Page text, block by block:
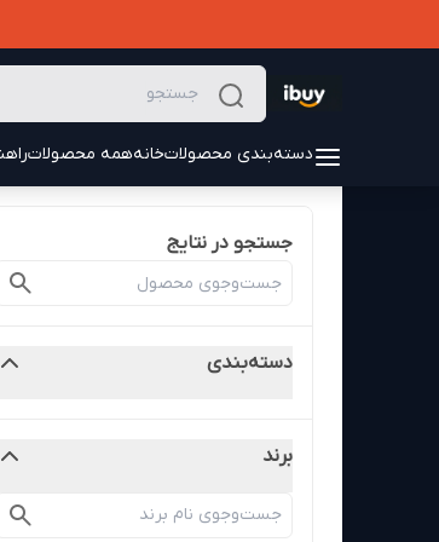
دسته‌بندی محصولاتخانههمه محصولات
جستجو در نتایج
دسته‌بندی
برند